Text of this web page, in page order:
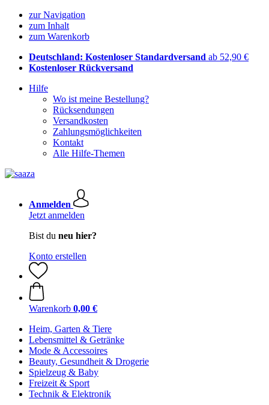
zur Navigation
zum Inhalt
zum Warenkorb
Deutschland: Kostenloser Standardversand ab 52,90 €
Kostenloser Rückversand
Hilfe
Wo ist meine Bestellung?
Rücksendungen
Versandkosten
Zahlungsmöglichkeiten
Kontakt
Alle Hilfe-Themen
Anmelden
Jetzt anmelden
Bist du neu hier?
Konto erstellen
Warenkorb 0,00 €
Heim, Garten & Tiere
Lebensmittel & Getränke
Mode & Accessoires
Beauty, Gesundheit & Drogerie
Spielzeug & Baby
Freizeit & Sport
Technik & Elektronik